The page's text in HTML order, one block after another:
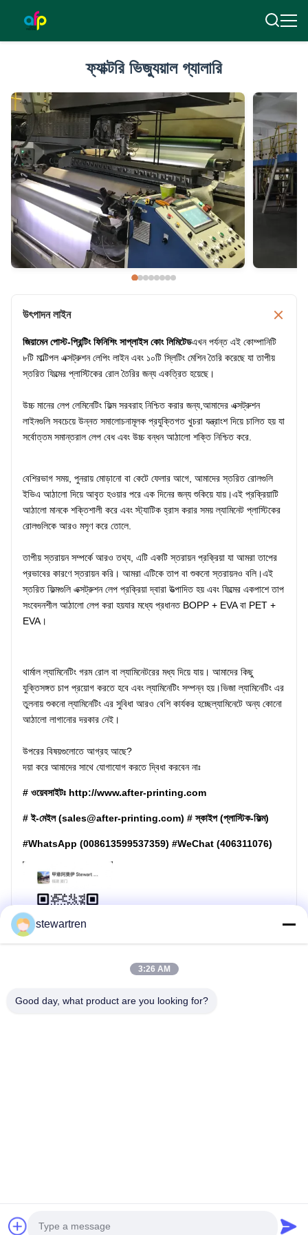
ফ্যাক্টরি ভিজ্যুয়াল গ্যালারি
উৎপাদন লাইন
জিয়ামেন পোস্ট-প্রিন্টিং ফিনিশিং সাপ্লাইস কোং লিমিটেডএখন পর্যন্ত এই কোম্পানিটি
৮টি মাল্টিপল এক্সট্রুশন লেপিং লাইন এবং ১০টি স্লিটিং মেশিন তৈরি করেছে যা তাপীয়
স্তরিত ফিল্মের প্লাস্টিকের রোল তৈরির জন্য একত্রিত হয়েছে।
উচ্চ মানের লেপ লেমিনেটিং ফিল্ম সরবরাহ নিশ্চিত করার জন্য,আমাদের এক্সট্রুশন
লাইনগুলি সবচেয়ে উন্নত সমালোচনামূলক প্রযুক্তিগত খুচরা যন্ত্রাংশ দিয়ে চালিত হয় যা
সর্বোত্তম সমান্তরাল লেপ বেধ এবং উচ্চ বন্ধন আঠালো শক্তি নিশ্চিত করে.
বেশিরভাগ সময়, পুনরায় মোড়ানো বা কেটে ফেলার আগে, আমাদের স্তরিত রোলগুলি
ইভিএ আঠালো দিয়ে আবৃত হওয়ার পরে এক দিনের জন্য শুকিয়ে যায়।এই প্রক্রিয়াটি
আঠালো মানকে শক্তিশালী করে এবং স্ট্যাটিক হ্রাস করার সময় ল্যামিনেট প্লাস্টিকের
রোলগুলিকে আরও মসৃণ করে তোলে.
তাপীয় স্তরায়ন সম্পর্কে আরও তথ্য, এটি একটি স্তরায়ন প্রক্রিয়া যা আমরা তাপের
প্রভাবের কারণে স্তরায়ন করি। আমরা এটিকে তাপ বা শুকনো স্তরায়নও বলি।এই
স্তরিত ফিল্মগুলি এক্সট্রুশন লেপ প্রক্রিয়া দ্বারা উত্পাদিত হয় এবং ফিল্মের একপাশে তাপ
সংবেদনশীল আঠালো লেপ করা হয়যার মধ্যে প্রধানত BOPP + EVA বা PET +
EVA।
থার্মাল ল্যামিনেটিং গরম রোল বা ল্যামিনেটরের মধ্য দিয়ে যায়। আমাদের কিছু
যুক্তিসঙ্গত চাপ প্রয়োগ করতে হবে এবং ল্যামিনেটিং সম্পন্ন হয়।ভিজা ল্যামিনেটিং এর
তুলনায় শুকনো ল্যামিনেটিং এর সুবিধা আরও বেশি কার্যকর হচ্ছেল্যামিনেটে অন্য কোনো
আঠালো লাগানোর দরকার নেই।
উপরের বিষয়গুলোতে আগ্রহ আছে?
দয়া করে আমাদের সাথে যোগাযোগ করতে দ্বিধা করবেন নাঃ
# ওয়েবসাইটঃ http://www.after-printing.com
# ই-মেইল (sales@after-printing.com) # স্কাইপ (প্লাস্টিক-ফিল্ম)
#WhatsApp (008613599537359) #WeChat (406311076)
stewartren
3:26 AM
Good day, what product are you looking for?